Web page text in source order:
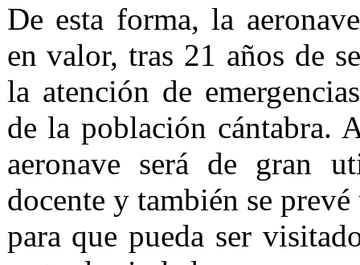
De esta forma, la
en valor, tras 21 años de
la atención de
de la población cántabra.
aeronave será de gran
docente y también se
para que pueda ser